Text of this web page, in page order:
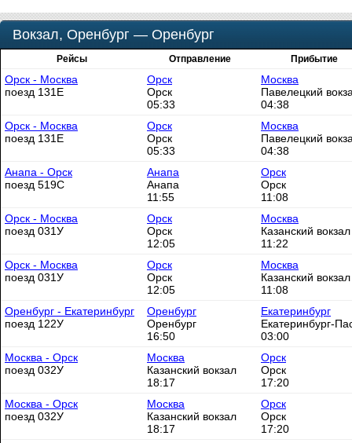
Вокзал, Оренбург — Оренбург
Рейсы Отправление Прибытие
Орск - Москва
поезд 131Е
Орск
Орск
05:33
Москва
Павелецкий
04:38
Орск - Москва
поезд 131Е
Орск
Орск
05:33
Москва
Павелецкий
04:38
Анапа - Орск
поезд 519С
Анапа
Анапа
11:55
Орск
Орск
11:08
Орск - Москва
поезд 031У
Орск
Орск
12:05
Москва
Казанский вокзал
11:22
Орск - Москва
поезд 031У
Орск
Орск
12:05
Москва
Казанский вокзал
11:08
Оренбург - Екатеринбург
поезд 122У
Оренбург
Оренбург
16:50
Екатеринбург
Екатеринбург-
03:00
Москва - Орск
поезд 032У
Москва
Казанский вокзал
18:17
Орск
Орск
17:20
Москва - Орск
поезд 032У
Москва
Казанский вокзал
18:17
Орск
Орск
17:20